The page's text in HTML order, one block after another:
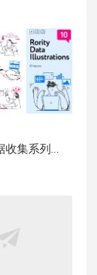
收集系列插